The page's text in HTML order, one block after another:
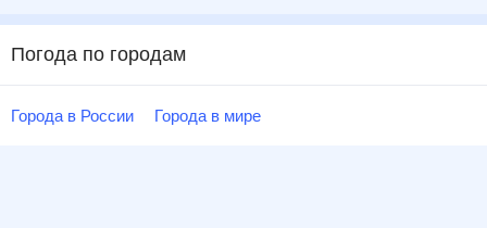
Погода по городам
Города в России Города в мире